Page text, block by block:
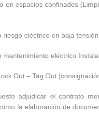
espacios confinados
eléctrico en baja tensión
eléctrico
Out – Tag Out
adjudicar el contrato
la elaboración de